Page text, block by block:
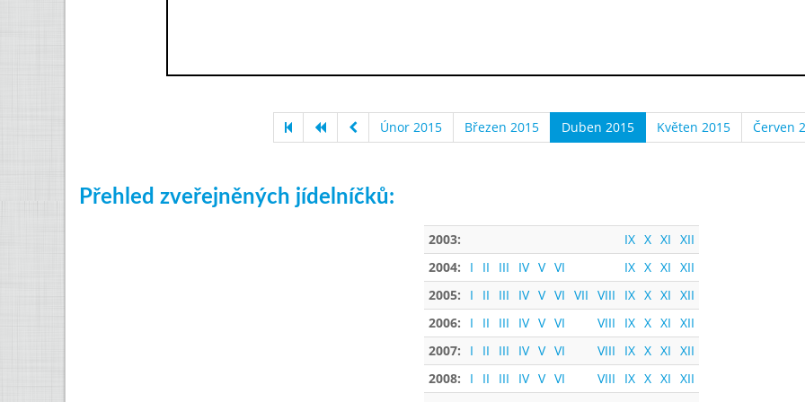
Únor 2015 Březen 2015 Duben 2015 Květen 2015 Červen
Přehled zveřejněných jídelníčků:
2003: IX X XI XII
2004:
I II III IV V VI IX X XI XII
2005:
I II III IV V VI VII VIII IX X XI XII
2006:
I II III IV V VI VIII IX X XI XII
2007:
I II III IV V VI VIII IX X XI XII
2008:
I II III IV V VI VIII IX X XI XII